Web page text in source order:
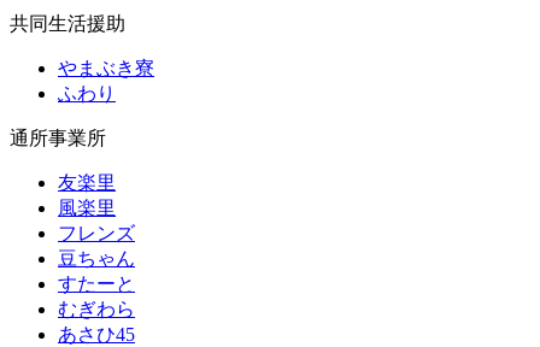
共同生活援助
やまぶき寮
ふわり
通所事業所
友楽里
風楽里
フレンズ
豆ちゃん
すたーと
むぎわら
あさひ45